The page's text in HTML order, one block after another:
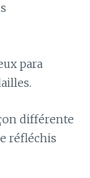
para
différente
réfléchis